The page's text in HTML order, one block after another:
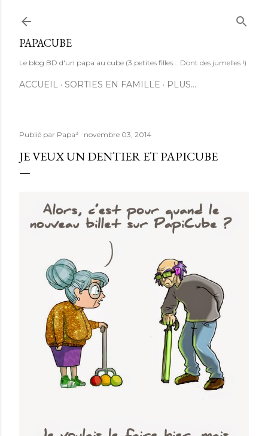
PAPACUBE
Le blog BD d'un papa au cube (3 petites filles... Dont des jumelles !)
ACCUEIL SORTIES EN FAMILLE PLUS…
Publié par Papa³ novembre 03, 2014
JE VEUX UN DENTIER ET PAPICUBE